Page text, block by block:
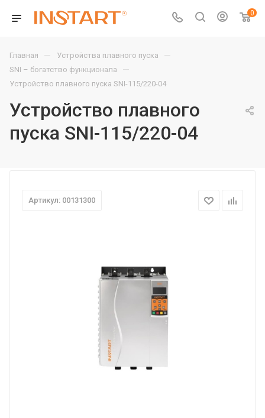
0
Главная — Устройства плавного пуска —
SNI – богатство функционала —
Устройство плавного пуска SNI-115/220-04
Устройство плавного
пуска SNI-115/220-04
Артикул: 00131300